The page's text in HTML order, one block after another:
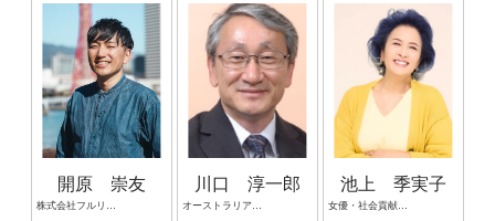
開原 崇友
株式会社フルリノ 代表取締役
川口 淳一郎
オーストラリア国立大学 教授 国立研究開発法人 宇宙航空研究開発機構 宇宙科学研究所 名誉教授
池上 季実子
女優・社会貢献活動家